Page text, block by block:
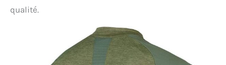
qualité.